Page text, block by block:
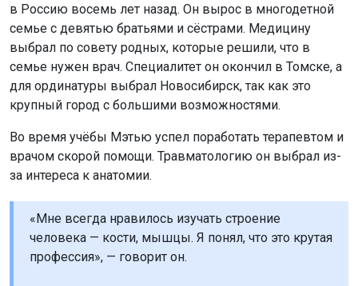
в Россию восемь лет назад. Он вырос в многодетной
семье с девятью братьями и сёстрами. Медицину
выбрал по совету родных, которые решили, что в
семье нужен врач. Специалитет он окончил в Томске, а
для ординатуры выбрал Новосибирск, так как это
крупный город с большими возможностями.
Во время учёбы Мэтью успел поработать терапевтом и
врачом скорой помощи. Травматологию он выбрал из-
за интереса к анатомии.
«Мне всегда нравилось изучать строение
человека — кости, мышцы. Я понял, что это крутая
профессия», — говорит он.